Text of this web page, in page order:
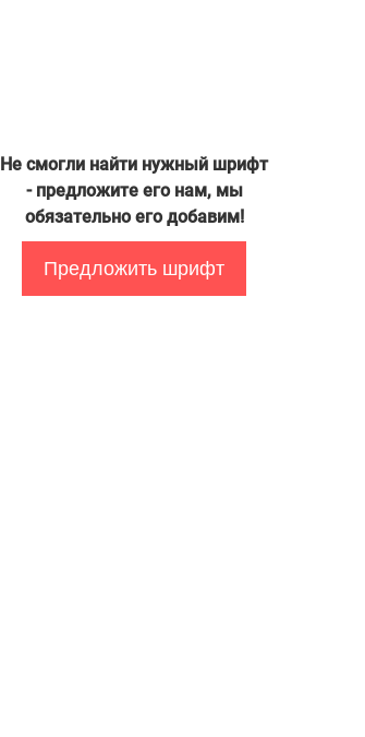
Не смогли найти нужный шрифт
- предложите его нам, мы
обязательно его добавим!
Предложить шрифт